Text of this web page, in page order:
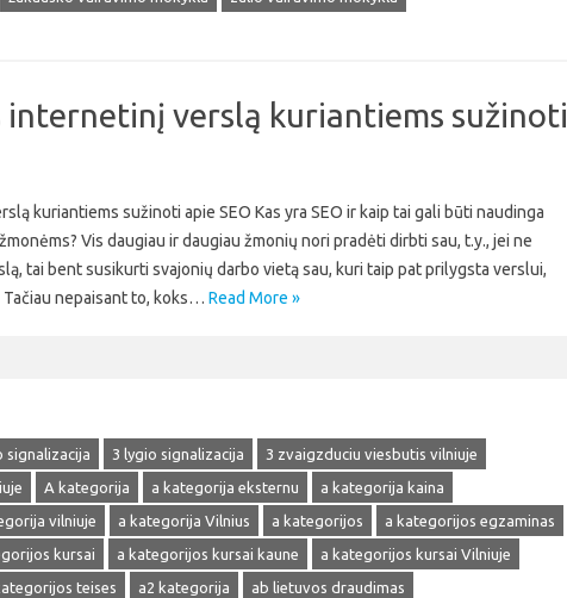
internetinį verslą kuriantiems sužinoti
kuriantiems sužinoti apie SEO Kas yra SEO ir kaip tai gali būti naudinga
Vis daugiau ir daugiau žmonių nori pradėti dirbti sau, t.y., jei ne
tai bent susikurti svajonių darbo vietą sau, kuri taip pat prilygsta verslui,
Tačiau nepaisant to, koks… Read More »
signalizacija 3 lygio signalizacija
3 zvaigzduciu viesbutis vilniuje
A kategorija a kategorija eksternu
a kategorija kaina
vilniuje a kategorija Vilnius a kategorijos
a kategorijos egzaminas
kursai a kategorijos kursai kaune
a kategorijos kursai Vilniuje
teises a2 kategorija
ab lietuvos draudimas